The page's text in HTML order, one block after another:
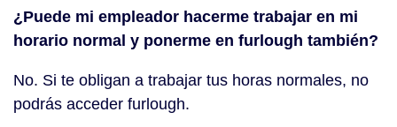
¿Puede mi empleador hacerme trabajar en mi
horario normal y ponerme en furlough también?
No. Si te obligan a trabajar tus horas normales, no
podrás acceder furlough.